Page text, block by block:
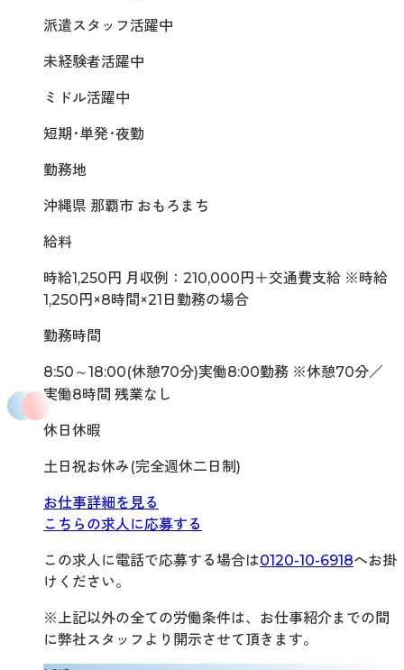
派遣スタッフ活躍中
未経験者活躍中
ミドル活躍中
短期･単発･夜勤
勤務地
沖縄県 那覇市 おもろまち
給料
時給1,250円 月収例：210,000円＋交通費支給 ※時給
1,250円×8時間×21日勤務の場合
勤務時間
8:50～18:00(休憩70分)実働8:00勤務 ※休憩70分／
実働8時間 残業なし
休日休暇
土日祝お休み(完全週休二日制)
お仕事詳細を見る
こちらの求人に応募する
この求人に電話で応募する場合は0120-10-6918へお掛
けください。
※上記以外の全ての労働条件は、お仕事紹介までの間
に弊社スタッフより開示させて頂きます。